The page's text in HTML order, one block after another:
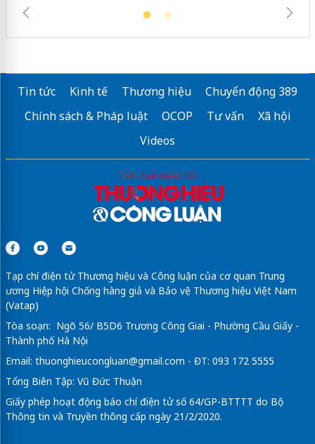
Tin tức Kinh tế Thương hiệu
Chuyển động 389
Chính sách & Pháp luật
OCOP Tư vấn
Xã hội
Videos
Tạp chí điện tử Thương hiệu và Công luận của cơ quan Trung
ương Hiệp hội Chống hàng giả và Bảo vệ Thương hiệu Việt Nam
(Vatap)
Tòa soạn: Ngõ 56/ B5D6 Trương Công Giai - Phường Cầu Giấy -
Thành phố Hà Nội
Email: thuonghieucongluan@gmail.com - ĐT: 093 172 5555
Tổng Biên Tập: Vũ Đức Thuận
Giấy phép hoạt động báo chí điện tử số 64/GP-BTTTT do Bộ
Thông tin và Truyền thông cấp ngày 21/2/2020.